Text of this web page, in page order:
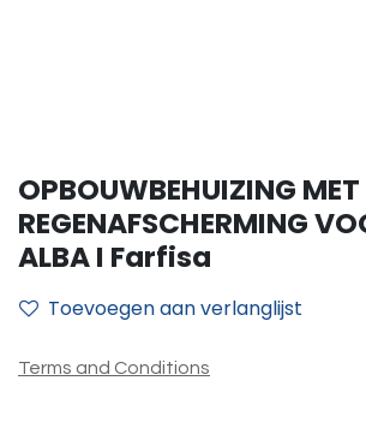
OPBOUWBEHUIZING MET
REGENAFSCHERMING
ALBA I Farfisa
Toevoegen aan verlanglijst
Terms and Conditions